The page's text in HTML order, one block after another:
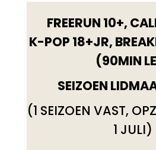
FREERUN 10+,
K-POP 18+JR,
(90MIN
SEIZOEN
(1 SEIZOEN VAST,
1 JULI)